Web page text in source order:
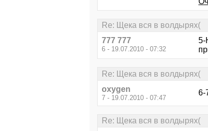
Re: Щека вся в волдырях(
777 777
6 - 19.07.2010 - 07:32
5-
Re: Щека вся в волдырях(
oxygen
7 - 19.07.2010 - 07:47
6-
Re: Щека вся в волдырях(